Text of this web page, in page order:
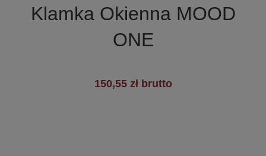
Klamka Okienna MOOD
ONE
150,55 zł brutto